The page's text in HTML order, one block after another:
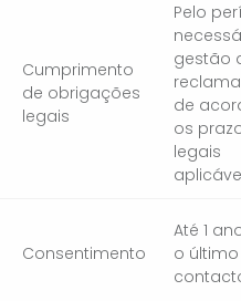
Cumprimento
de obrigações
legais
Pelo
gestão
de
os
legais
Consentimento
Até 1
o último